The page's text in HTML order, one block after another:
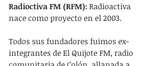
Radioctiva FM (RFM): Radioactiva
nace como proyecto en el 2003.
Todos sus fundadores fuimos ex-
integrantes de El Quijote FM, radio